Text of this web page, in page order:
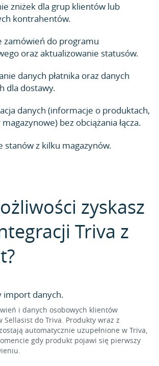
zniżek dla grup klientów lub
kontrahentów.
zamówień do programu
oraz aktualizowanie statusów.
danych płatnika oraz danych
dla dostawy.
danych (informacje o produktach,
bez obciążania łącza.
stanów z kilku magazynów.
zyskasz
Triva z
import danych.
i danych osobowych klientów
Sellasist do Triva. Produkty wraz z
automatycznie uzupełnione w Triva,
gdy produkt pojawi się pierwszy